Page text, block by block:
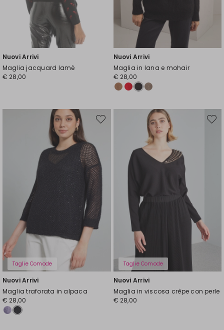
Nuovi Arrivi
Maglia jacquard lamè
€ 28,00
Nuovi Arrivi
Maglia in lana e mohair
€ 28,00
Taglie Comode
Nuovi Arrivi
Maglia traforata in alpaca
€ 28,00
Sposta
Taglie Comode
Nuovi Arrivi
Maglia in viscosa crêpe con perle
€ 28,00